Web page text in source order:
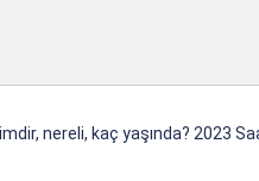
nereli, kaç yaşında? 2023